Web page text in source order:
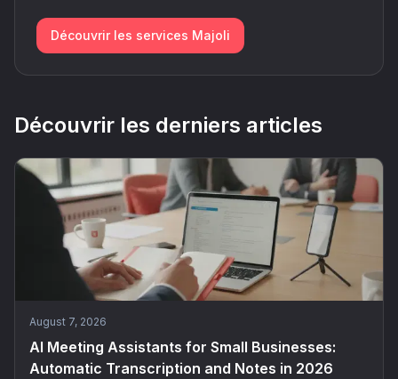
Découvrir les services Majoli
Découvrir les derniers articles
August 7, 2026
AI Meeting Assistants for Small Businesses:
Automatic Transcription and Notes in 2026